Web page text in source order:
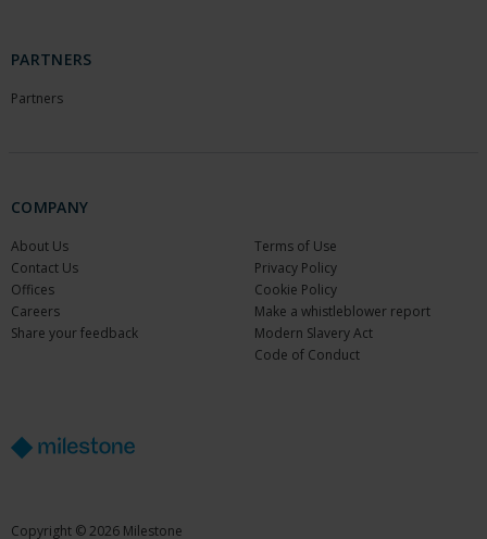
PARTNERS
Partners
COMPANY
About Us
Contact Us
Offices
Careers
Share your feedback
Terms of Use
Privacy Policy
Cookie Policy
Make a whistleblower report
Modern Slavery Act
Code of Conduct
Copyright © 2026 Milestone